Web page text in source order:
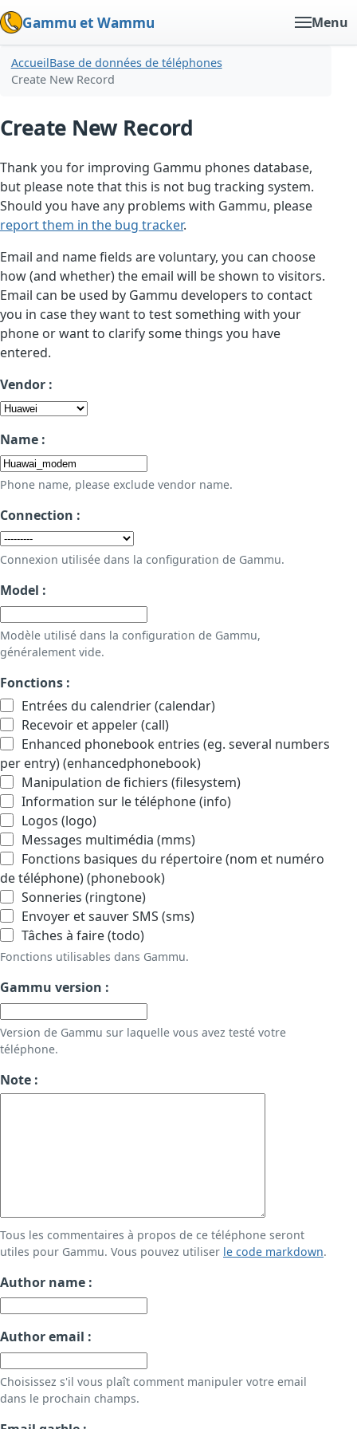
Gammu et Wammu Menu
AccueilBase de données de téléphones
Create New Record
Create New Record
Thank you for improving Gammu phones database,
but please note that this is not bug tracking system.
Should you have any problems with Gammu, please
report them in the bug tracker.
Email and name fields are voluntary, you can choose
how (and whether) the email will be shown to visitors.
Email can be used by Gammu developers to contact
you in case they want to test something with your
phone or want to clarify some things you have
entered.
Vendor :
Name :
Phone name, please exclude vendor name.
Connection :
Connexion utilisée dans la configuration de Gammu.
Model :
Modèle utilisé dans la configuration de Gammu,
généralement vide.
Fonctions :
Entrées du calendrier (calendar)
Recevoir et appeler (call)
Enhanced phonebook entries (eg. several numbers
per entry) (enhancedphonebook)
Manipulation de fichiers (filesystem)
Information sur le téléphone (info)
Logos (logo)
Messages multimédia (mms)
Fonctions basiques du répertoire (nom et numéro
de téléphone) (phonebook)
Sonneries (ringtone)
Envoyer et sauver SMS (sms)
Tâches à faire (todo)
Fonctions utilisables dans Gammu.
Gammu version :
Version de Gammu sur laquelle vous avez testé votre
téléphone.
Note :
Tous les commentaires à propos de ce téléphone seront
utiles pour Gammu. Vous pouvez utiliser le code markdown.
Author name :
Author email :
Choisissez s'il vous plaît comment manipuler votre email
dans le prochain champs.